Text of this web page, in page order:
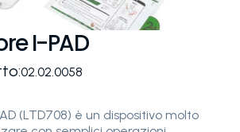
I-PAD
02.02.0058
(LTD708) è un dispositivo molto